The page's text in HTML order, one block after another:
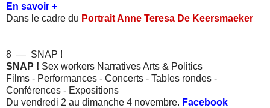
En savoir +
Dans le cadre du Portrait Anne Teresa De Keersmaeker
8 — SNAP !
SNAP ! Sex workers Narratives Arts & Politics
Films - Performances - Concerts - Tables rondes -
Conférences - Expositions
Du vendredi 2 au dimanche 4 novembre. Facebook